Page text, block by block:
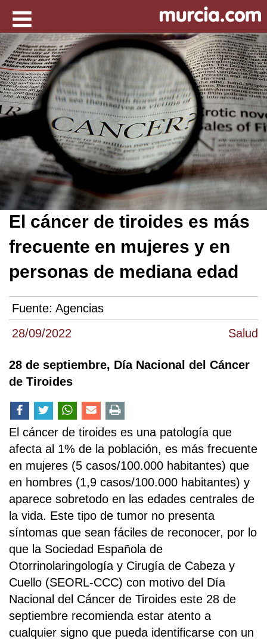
28/09/2022 Salud
El cáncer de tiroides es más
frecuente en mujeres y en
personas de mediana edad
Fuente: Agencias
28 de septiembre, Día Nacional del Cáncer
de Tiroides
El cáncer de tiroides es una patología que
afecta al 1% de la población, es más frecuente
en mujeres (5 casos/100.000 habitantes) que
en hombres (1,9 casos/100.000 habitantes) y
aparece sobretodo en las edades centrales de
la vida. Este tipo de tumor no presenta
síntomas que sean fáciles de reconocer, por lo
que la Sociedad Española de
Otorrinolaringología y Cirugía de Cabeza y
Cuello (SEORL-CCC) con motivo del Día
Nacional del Cáncer de Tiroides este 28 de
septiembre recomienda estar atento a
cualquier signo que pueda identificarse con un